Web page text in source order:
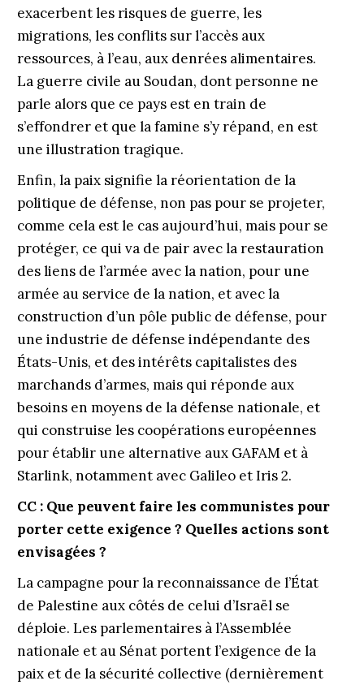
exacerbent les risques de guerre, les
migrations, les conflits sur l’accès aux
ressources, à l’eau, aux denrées alimentaires.
La guerre civile au Soudan, dont personne ne
parle alors que ce pays est en train de
s’effondrer et que la famine s’y répand, en est
une illustration tragique.
Enfin, la paix signifie la réorientation de la
politique de défense, non pas pour se projeter,
comme cela est le cas aujourd’hui, mais pour se
protéger, ce qui va de pair avec la restauration
des liens de l’armée avec la nation, pour une
armée au service de la nation, et avec la
construction d’un pôle public de défense, pour
une industrie de défense indépendante des
États-Unis, et des intérêts capitalistes des
marchands d’armes, mais qui réponde aux
besoins en moyens de la défense nationale, et
qui construise les coopérations européennes
pour établir une alternative aux GAFAM et à
Starlink, notamment avec Galileo et Iris 2.
CC : Que peuvent faire les communistes pour
porter cette exigence ? Quelles actions sont
envisagées ?
La campagne pour la reconnaissance de l’État
de Palestine aux côtés de celui d’Israël se
déploie. Les parlementaires à l’Assemblée
nationale et au Sénat portent l’exigence de la
paix et de la sécurité collective (dernièrement